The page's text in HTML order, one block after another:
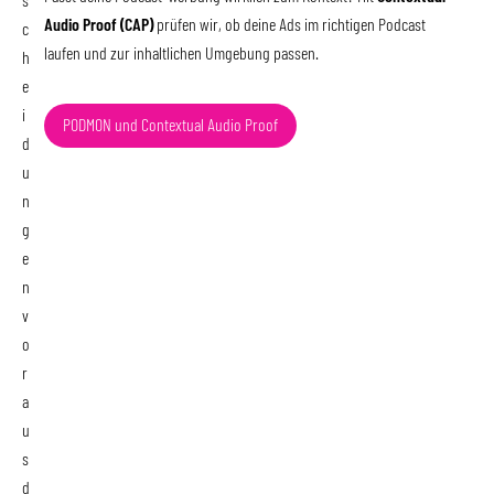
c
h
e
i
d
u
n
g
e
n
v
o
r
a
u
s
d
Audio Proof (CAP)prüfen wir, ob deine Ads im richtigen Podcast
laufen und zur inhaltlichen Umgebung passen.
PODMON und Contextual Audio Proof